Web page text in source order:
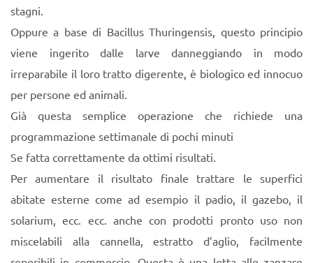
stagni.
Oppure a base di Bacillus Thuringensis, questo principio
viene ingerito dalle larve danneggiando in modo
irreparabile il loro tratto digerente, è biologico ed innocuo
per persone ed animali.
Già questa semplice operazione che richiede una
programmazione settimanale di pochi minuti
Se fatta correttamente da ottimi risultati.
Per aumentare il risultato finale trattare le superfici
abitate esterne come ad esempio il padio, il gazebo, il
solarium, ecc. ecc. anche con prodotti pronto uso non
miscelabili alla cannella, estratto d’aglio, facilmente